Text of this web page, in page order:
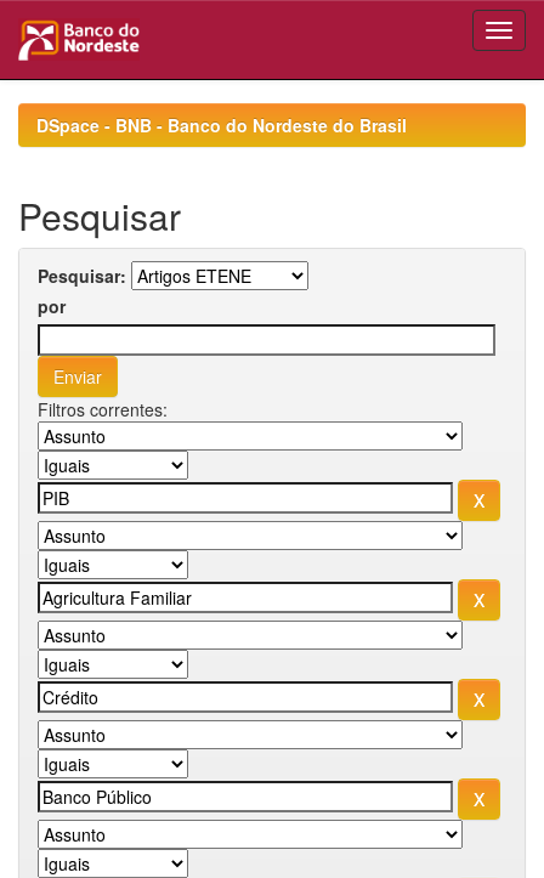
navigationDSpace - BNB - Banco do Nordeste do Brasil
Pesquisar
Pesquisar:
por
Filtros correntes: